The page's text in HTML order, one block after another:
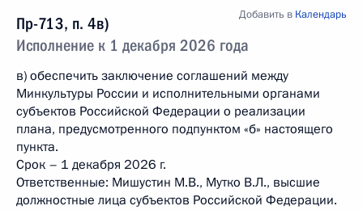
Пр-713, п. 4в)
Исполнение к 1 декабря 2026 года
Добавить в Календарь
в) обеспечить заключение соглашений между
Минкультуры России и исполнительными органами
субъектов Российской Федерации о реализации
плана, предусмотренного подпунктом «б» настоящего
пункта.
Срок – 1 декабря 2026 г.
Ответственные: Мишустин М.В., Мутко В.Л., высшие
должностные лица субъектов Российской Федерации.